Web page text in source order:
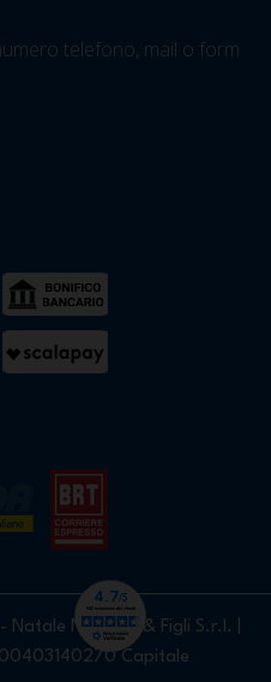
telefono, mail o form
Nardello & Figli S.r.l. |
00403140270 Capitale